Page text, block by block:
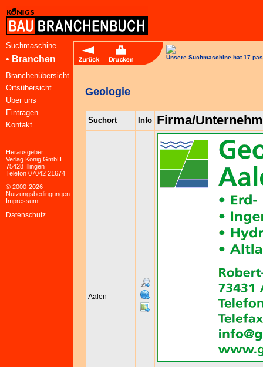
Suchmaschine
• Branchen
Branchenübersicht
Ortsübersicht
Über uns
Eintragen
Kontakt
Herausgeber:
Verlag König GmbH
75428 Illingen
Telefon 07042 21674
© 2000-2026
Nutzungsbedingungen
Impressum
Datenschutz
Unsere Suchmaschine hat 17
Geologie
Suchort Info Firma/
Aalen